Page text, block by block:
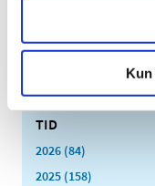
der er godkendt
Alle (2506)
TID
2026 (84)
2025 (158)